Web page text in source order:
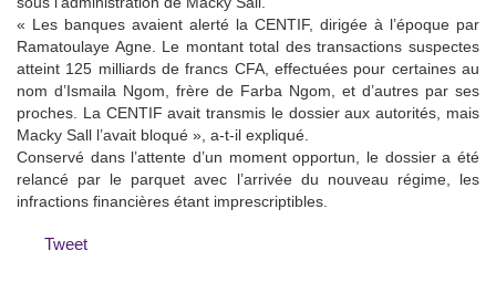
« Les banques avaient alerté la CENTIF, dirigée à l’époque par
Ramatoulaye Agne. Le montant total des transactions suspectes
atteint 125 milliards de francs CFA, effectuées pour certaines au
nom d’Ismaila Ngom, frère de Farba Ngom, et d’autres par ses
proches. La CENTIF avait transmis le dossier aux autorités, mais
Macky Sall l’avait bloqué », a-t-il expliqué.
Conservé dans l’attente d’un moment opportun, le dossier a été
relancé par le parquet avec l’arrivée du nouveau régime, les
infractions financières étant imprescriptibles.
Tweet